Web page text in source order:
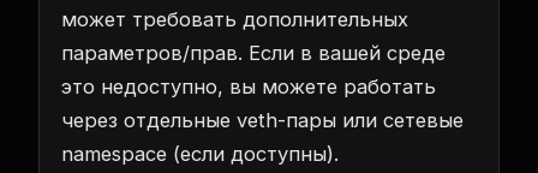
может требовать дополнительных
параметров/прав. Если в вашей среде
это недоступно, вы можете работать
через отдельные veth-пары или сетевые
namespace (если доступны).